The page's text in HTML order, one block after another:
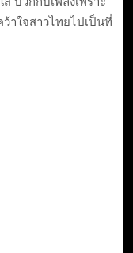
าใจสาวไทยไปเป็นที่